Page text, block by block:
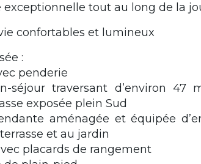
exceptionnelle tout au long de la
confortables et lumineux
:
penderie
séjour traversant d’environ 47
exposée plein Sud
aménagée et équipée
et au jardin
placards de rangement